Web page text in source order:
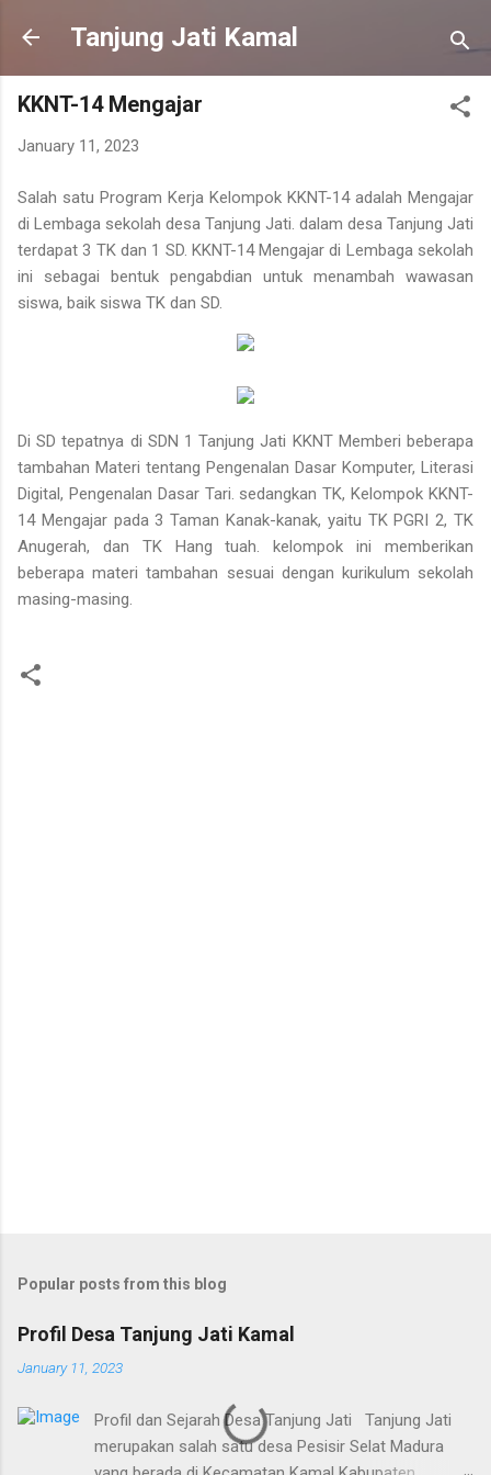
Skip to main content
Tanjung Jati Kamal
KKNT-14 Mengajar
January 11, 2023
Salah satu Program Kerja Kelompok KKNT-14 adalah Mengajar
di Lembaga sekolah desa Tanjung Jati. dalam desa Tanjung Jati
terdapat 3 TK dan 1 SD. KKNT-14 Mengajar di Lembaga sekolah
ini sebagai bentuk pengabdian untuk menambah wawasan
siswa, baik siswa TK dan SD.
Di SD tepatnya di SDN 1 Tanjung Jati KKNT Memberi beberapa
tambahan Materi tentang Pengenalan Dasar Komputer, Literasi
Digital, Pengenalan Dasar Tari. sedangkan TK, Kelompok KKNT-
14 Mengajar pada 3 Taman Kanak-kanak, yaitu TK PGRI 2, TK
Anugerah, dan TK Hang tuah. kelompok ini memberikan
beberapa materi tambahan sesuai dengan kurikulum sekolah
masing-masing.
Popular posts from this blog
Profil Desa Tanjung Jati Kamal
January 11, 2023
Profil dan Sejarah Desa Tanjung Jati Tanjung Jati
merupakan salah satu desa Pesisir Selat Madura